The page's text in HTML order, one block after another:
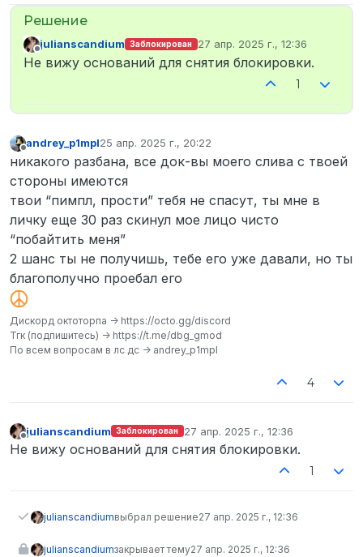
Не в сети
julianscandium Заблокирован 27 апр. 2025 г., 12:36
отредактировано
Не вижу оснований для снятия блокировки.
1
andrey_p1mpl25 апр. 2025 г., 20:22
отредактировано
никакого разбана, все док-вы моего слива с твоей
стороны имеются
твои “пимпл, прости” тебя не спасут, ты мне в
личку еще 30 раз скинул мое лицо чисто
“побайтить меня”
2 шанс ты не получишь, тебе его уже давали, но ты
благополучно проебал его
Дискорд октоторпа -> https://octo.gg/discord
Тгк (подпишитесь) -> https://t.me/dbg_gmod
По всем вопросам в лс дс -> andrey_p1mpl
4
julianscandium Заблокирован 27 апр. 2025 г., 12:36
отредактировано
Не вижу оснований для снятия блокировки.
1
julianscandiumвыбрал решение27 апр. 2025 г., 12:36
julianscandiumзакрывает тему27 апр. 2025 г., 12:36